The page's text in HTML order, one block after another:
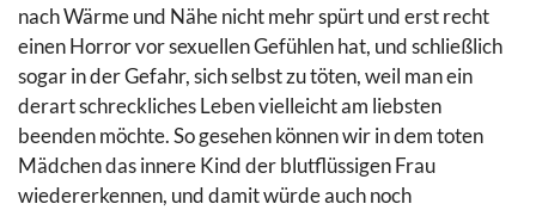
nach Wärme und Nähe nicht mehr spürt und erst recht
einen Horror vor sexuellen Gefühlen hat, und schließlich
sogar in der Gefahr, sich selbst zu töten, weil man ein
derart schreckliches Leben vielleicht am liebsten
beenden möchte. So gesehen können wir in dem toten
Mädchen das innere Kind der blutflüssigen Frau
wiedererkennen, und damit würde auch noch